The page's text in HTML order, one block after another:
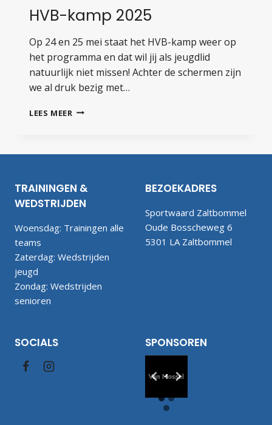
HVB-kamp 2025
Op 24 en 25 mei staat het HVB-kamp weer op
het programma en dat wil jij als jeugdlid
natuurlijk niet missen! Achter de schermen zijn
we al druk bezig met…
LEES MEER HVB-
TRAININGEN &
WEDSTRIJDEN
Woensdag: Trainingen alle
teams
Zaterdag: Wedstrijden
jeugd
Zondag: Wedstrijden
senioren
BEZOEKADRES
Sportwaard Zaltbommel
Oude Bosscheweg 6
5301 LA Zaltbommel
SOCIALS SPONSOREN